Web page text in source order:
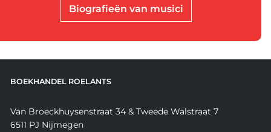
Biografieën van musici
BOEKHANDEL ROELANTS
Van Broeckhuysenstraat 34 & Tweede Walstraat 7
6511 PJ Nijmegen